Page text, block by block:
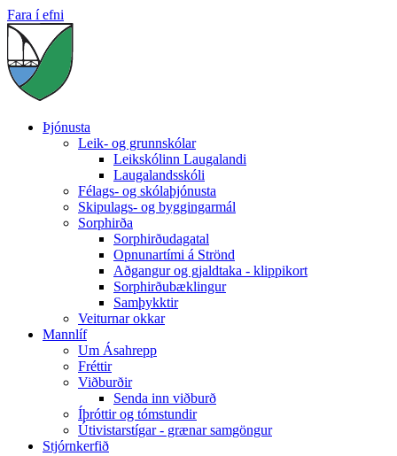
Fara í efni
Þjónusta
Leik- og grunnskólar
Leikskólinn Laugalandi
Laugalandsskóli
Félags- og skólaþjónusta
Skipulags- og byggingarmál
Sorphirða
Sorphirðudagatal
Opnunartími á Strönd
Aðgangur og gjaldtaka - klippikort
Sorphirðubæklingur
Samþykktir
Veiturnar okkar
Mannlíf
Um Ásahrepp
Fréttir
Viðburðir
Senda inn viðburð
Íþróttir og tómstundir
Útivistarstígar - grænar samgöngur
Stjórnkerfið